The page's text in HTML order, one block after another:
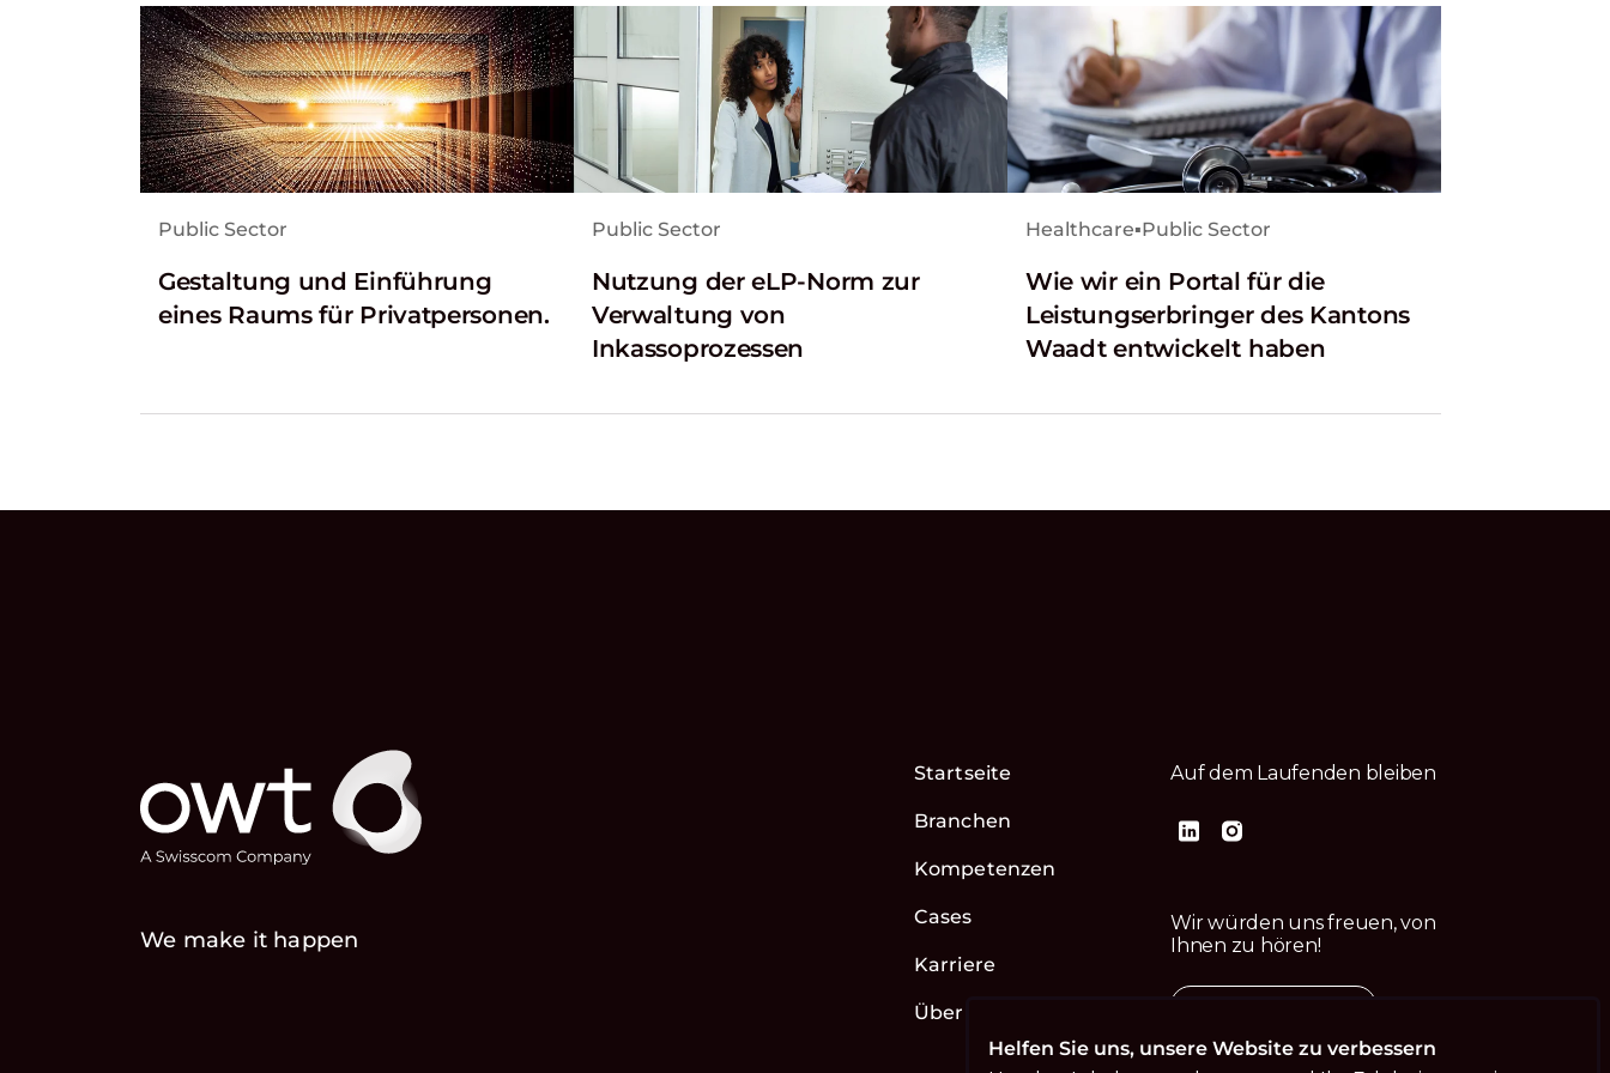
Public Sector
Gestaltung und Einführung
eines Raums für Privatpersonen.
Public Sector
Nutzung der eLP-Norm zur
Verwaltung von
Inkassoprozessen
Healthcare▪Public Sector
Wie wir ein Portal für die
Leistungserbringer des Kantons
Waadt entwickelt haben
We make it happen
Startseite
Branchen
Kompetenzen
Cases
Karriere
Über uns
Auf dem Laufenden bleiben
Wir würden uns freuen, von
Ihnen zu hören!
Helfen Sie uns, unsere Website zu verbessern